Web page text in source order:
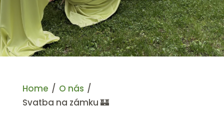
Home / O nás /
Svatba na zámku 🏰